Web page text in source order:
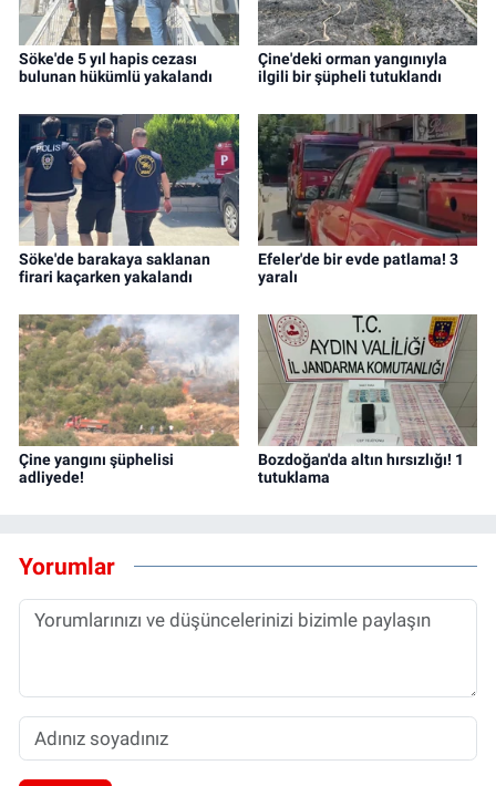
Söke'de 5 yıl hapis cezası
bulunan hükümlü yakalandı
Çine'deki orman yangınıyla
ilgili bir şüpheli tutuklandı
Söke'de barakaya saklanan
firari kaçarken yakalandı
Efeler'de bir evde patlama! 3
yaralı
Çine yangını şüphelisi
adliyede!
Bozdoğan'da altın hırsızlığı! 1
tutuklama
Yorumlar